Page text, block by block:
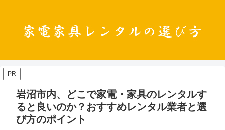
PR
岩沼市内、どこで家電・家具のレンタルす
ると良いのか？おすすめレンタル業者と選
び方のポイント